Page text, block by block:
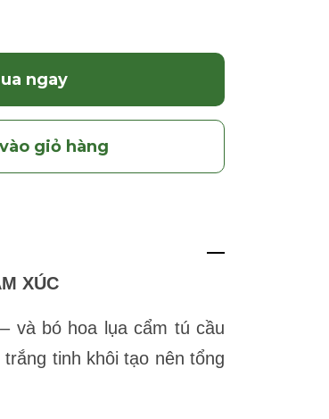
ngay
giỏ hàng
XÚC
và bó hoa lụa cẩm tú cầu
tinh khôi tạo nên tổng